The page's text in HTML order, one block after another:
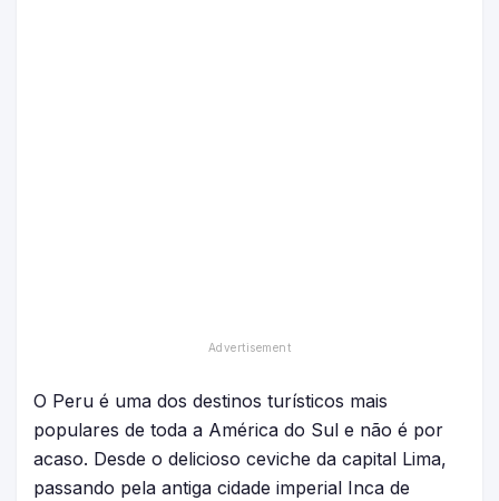
O Peru é uma dos destinos turísticos mais
populares de toda a América do Sul e não é por
acaso. Desde o delicioso ceviche da capital Lima,
passando pela antiga cidade imperial Inca de